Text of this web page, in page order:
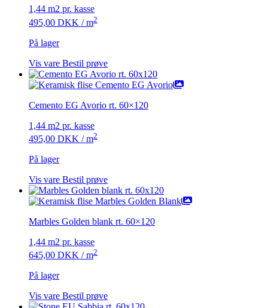
1,44 m2 pr. kasse
495,00 DKK / m2
På lager
Vis vare Bestil prøve
Cemento EG Avorio rt. 60×120
1,44 m2 pr. kasse
495,00 DKK / m2
På lager
Vis vare Bestil prøve
Marbles Golden blank rt. 60×120
1,44 m2 pr. kasse
645,00 DKK / m2
På lager
Vis vare Bestil prøve